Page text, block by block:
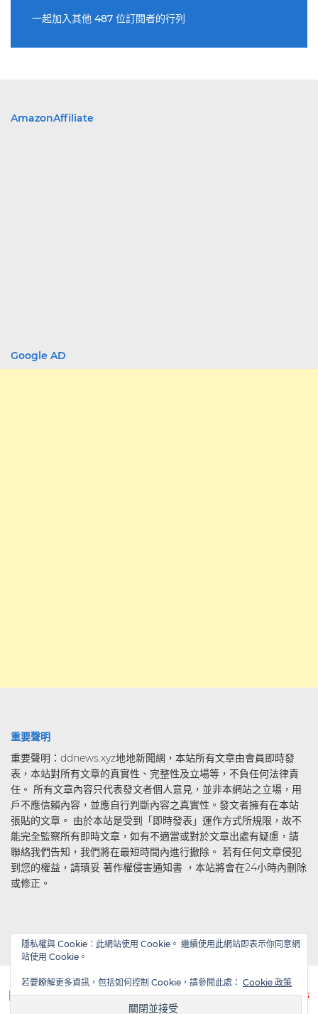
一起加入其他 487 位訂閱者的行列
AmazonAffiliate
Google AD
重要聲明
重要聲明：ddnews.xyz地地新聞網，本站所有文章由會員即時發
表，本站對所有文章的真實性、完整性及立場等，不負任何法律責
任。 所有文章內容只代表發文者個人意見，並非本網站之立場，用
戶不應信賴內容，並應自行判斷內容之真實性。發文者擁有在本站
張貼的文章。 由於本站是受到「即時發表」運作方式所規限，故不
能完全監察所有即時文章，如有不適當或對於文章出處有疑慮，請
聯絡我們告知，我們將在最短時間內進行撤除。 若有任何文章侵犯
到您的權益，請瑱妥 著作權侵害通知書 ，本站將會在24小時內刪除
或修正。
| Powered byWordPress| Theme byTheBootstrapThemes
隱私權與 Cookie：此網站使用 Cookie。 繼續使用此網站即表示你同意網
站使用 Cookie。
若要瞭解更多資訊，包括如何控制 Cookie，請參閱此處： Cookie 政策